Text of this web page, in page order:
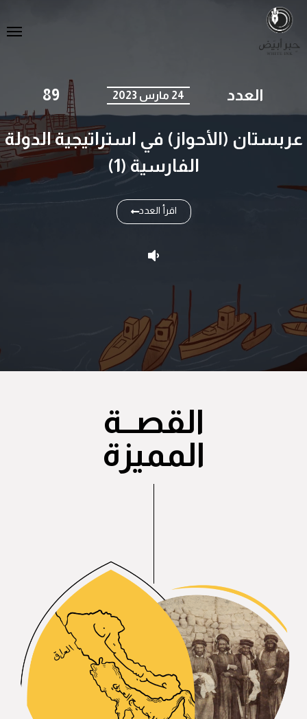
العدد 24 مارس 2023 89
عربستان (الأحواز) في استراتيجية الدولة
الفارسية (1)
اقرأ العدد
القصــة
المميزة